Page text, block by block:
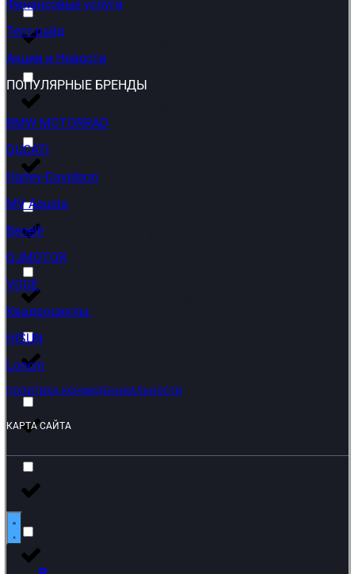
QJMOTOR SRT 800RX Rally
QJMOTOR SRV 400 VS
VOGE AC525
Финансовые услуги
Тест-райд
Акции и Новости
ПОПУЛЯРНЫЕ БРЕНДЫ
BMW MOTORRAD
DUCATI
Harley-Davidson
MV Agusta
Benelli
QJMOTOR
VOGE
Квадроциклы:
HISUN
Loncin
ПОЛИТИКА КОНФИДЕНЦИАЛЬНОСТИ
КАРТА САЙТА